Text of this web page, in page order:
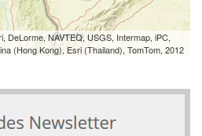
NAVTEQ, USGS, Intermap, iPC,
(Hong Kong), Esri (Thailand), TomTom, 2012